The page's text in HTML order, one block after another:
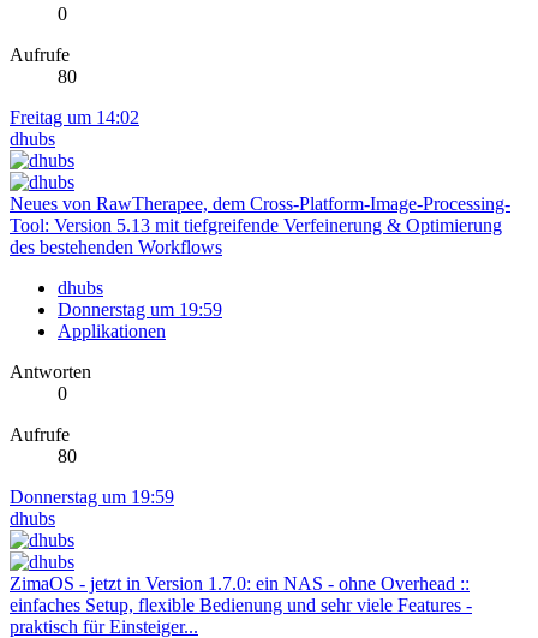
0
Aufrufe
80
Freitag um 14:02
dhubs
Neues von RawTherapee, dem Cross-Platform-Image-Processing-
Tool: Version 5.13 mit tiefgreifende Verfeinerung & Optimierung
des bestehenden Workflows
dhubs
Donnerstag um 19:59
Applikationen
Antworten
0
Aufrufe
80
Donnerstag um 19:59
dhubs
ZimaOS - jetzt in Version 1.7.0: ein NAS - ohne Overhead ::
einfaches Setup, flexible Bedienung und sehr viele Features -
praktisch für Einsteiger...